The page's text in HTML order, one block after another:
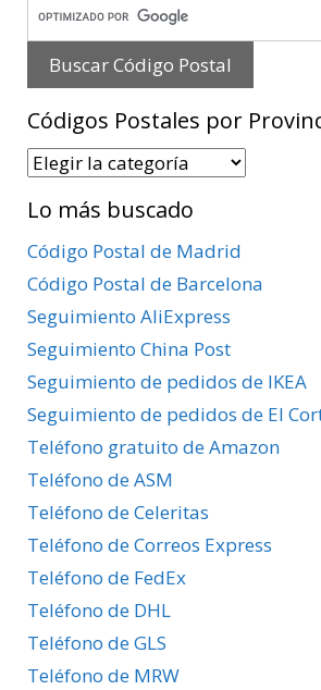
Códigos Postales por
Códigos
por
Provincias
Lo más buscado
Código Postal de Madrid
Código Postal de Barcelona
Seguimiento AliExpress
Seguimiento China Post
Seguimiento de pedidos de IKEA
Seguimiento de pedidos de El
Teléfono gratuito de Amazon
Teléfono de ASM
Teléfono de Celeritas
Teléfono de Correos Express
Teléfono de FedEx
Teléfono de DHL
Teléfono de GLS
Teléfono de MRW